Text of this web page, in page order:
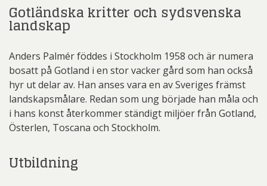
Gotländska kritter och sydsvenska
landskap
Anders Palmér föddes i Stockholm 1958 och är numera
bosatt på Gotland i en stor vacker gård som han också
hyr ut delar av. Han anses vara en av Sveriges främst
landskapsmålare. Redan som ung började han måla och
i hans konst återkommer ständigt miljöer från Gotland,
Österlen, Toscana och Stockholm.
Utbildning